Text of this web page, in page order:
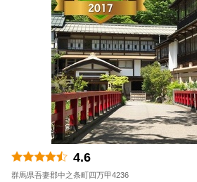
4.6
群馬県吾妻郡中之条町四万甲4236